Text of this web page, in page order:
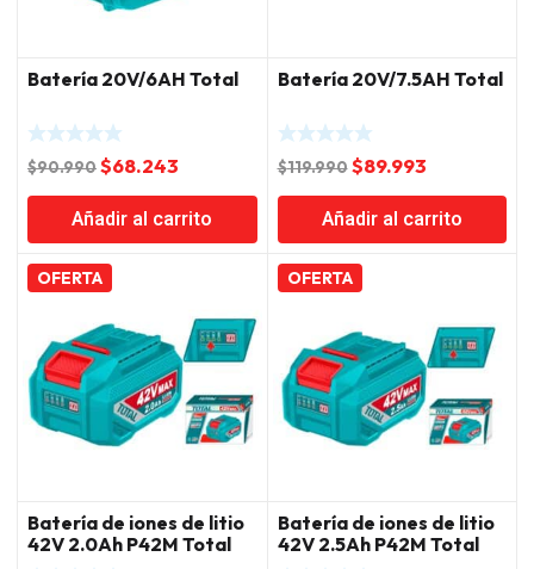
Batería 20V/6AH Total
$90.990El
precio
original
era:
$90.990.
$68.243
precio
actual
es:
Añadir al carrito
Batería 20V/7.5AH Total
$119.990 El
precio
original
era:
$119.990.
$89.993El
precio
actual
es:
Añadir al carrito
OFERTA
Batería de iones de litio
42V 2.0Ah P42M Total
OFERTA
Batería de iones de litio
42V 2.5Ah P42M Total